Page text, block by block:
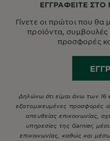
ΕΓΓΡΑΦΕΙΤΕ ΣΤΟ
Γίνετε οι πρώτοι που θα
προϊόντα, συμβουλές
προσφορές
Δηλώνω ότι είμαι άνω των
εξατομικευμένες προσφορές
απευθείας επικοινωνίας,
υπηρεσίες της Garnier,
επικοινωνίας, καθώς και